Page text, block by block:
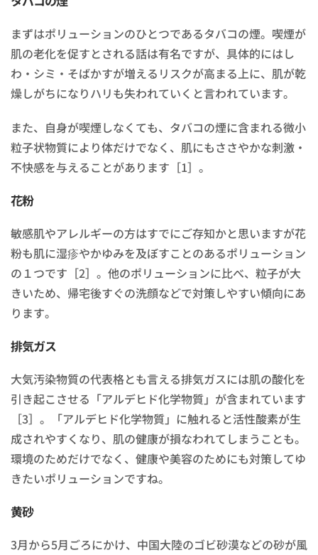
まずはポリューションのひとつであるタバコの煙。喫煙が
肌の老化を促すとされる話は有名ですが、具体的にはし
わ・シミ・そばかすが増えるリスクが高まる上に、肌が乾
燥しがちになりハリも失われていくと言われています。
また、自身が喫煙しなくても、タバコの煙に含まれる微小
粒子状物質により体だけでなく、肌にもささやかな刺激・
不快感を与えることがあります［1］。
花粉
敏感肌やアレルギーの方はすでにご存知かと思いますが花
粉も肌に湿疹やかゆみを及ぼすことのあるポリューション
の１つです［2］。他のポリューションに比べ、粒子が大
きいため、帰宅後すぐの洗顔などで対策しやすい傾向にあ
ります。
排気ガス
大気汚染物質の代表格とも言える排気ガスには肌の酸化を
引き起こさせる「アルデヒド化学物質」が含まれています
［3］。「アルデヒド化学物質」に触れると活性酸素が生
成されやすくなり、肌の健康が損なわれてしまうことも。
環境のためだけでなく、健康や美容のためにも対策してゆ
きたいポリューションですね。
黄砂
3月から5月ごろにかけ、中国大陸のゴビ砂漠などの砂が風